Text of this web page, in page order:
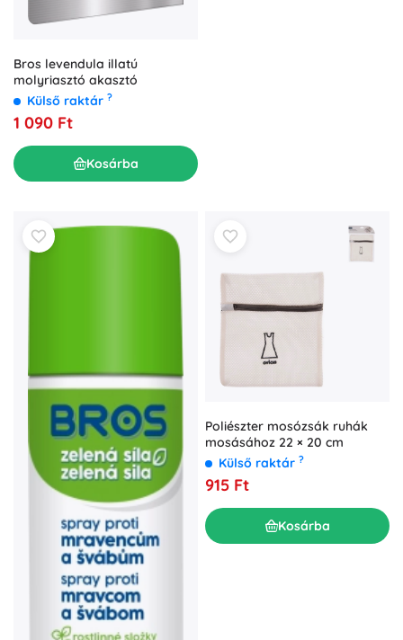
Bros levendula illatú
molyriasztó akasztó
Külső raktár ?
1 090 Ft
Kosárba
Poliészter mosózsák ruhák
mosásához 22 × 20 cm
Külső raktár ?
915 Ft
Kosárba